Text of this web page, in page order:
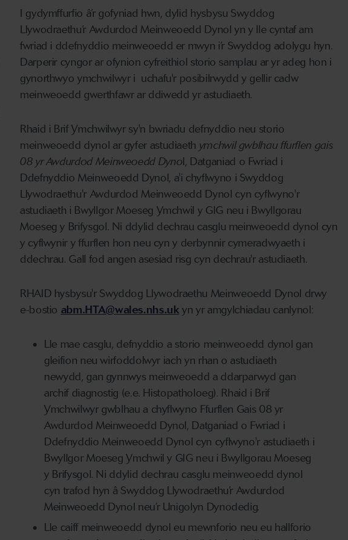
I gydymffurfio â’r gofyniad hwn, dylid hysbysu Swyddog
Llywodraethu’r Awdurdod Meinweoedd Dynol yn y lle cyntaf am
fwriad i ddefnyddio meinweoedd er mwyn i’r Swyddog adolygu hyn.
Darperir cyngor ar ofynion cyfreithiol storio samplau ar yr adeg hon i
gynorthwyo ymchwilwyr i uchafu'r posibilrwydd y gellir cadw
meinweoedd gwerthfawr ar ddiwedd yr astudiaeth.
Rhaid i Brif Ymchwilwyr sy'n bwriadu defnyddio neu storio
meinweoedd dynol ar gyfer astudiaeth ymchwil gwblhau ffurflen gais
08 yr Awdurdod Meinweoedd Dynol, Datganiad o Fwriad i
Ddefnyddio Meinweoedd Dynol, a'i chyflwyno i Swyddog
Llywodraethu'r Awdurdod Meinweoedd Dynol cyn cyflwyno'r
astudiaeth i Bwyllgor Moeseg Ymchwil y GIG neu i Bwyllgorau
Moeseg y Brifysgol. Ni ddylid dechrau casglu meinweoedd dynol cyn
y cyflwynir y ffurflen hon neu cyn y derbynnir cymeradwyaeth i
ddechrau. Gall fod angen asesiad risg cyn dechrau'r astudiaeth.
RHAID hysbysu'r Swyddog Llywodraethu Meinweoedd Dynol drwy
e-bostio abm.HTA@wales.nhs.ukyn yr amgylchiadau canlynol:
Lle mae casglu, defnyddio a storio meinweoedd dynol gan
gleifion neu wirfoddolwyr iach yn rhan o astudiaeth
newydd, gan gynnwys meinweoedd a ddarparwyd gan
archif diagnostig (e.e. Histopatholoeg). Rhaid i Brif
Ymchwilwyr gwblhau a chyflwyno Ffurflen Gais 08 yr
Awdurdod Meinweoedd Dynol, Datganiad o Fwriad i
Ddefnyddio Meinweoedd Dynol cyn cyflwyno'r astudiaeth i
Bwyllgor Moeseg Ymchwil y GIG neu i Bwyllgorau Moeseg
y Brifysgol. Ni ddylid dechrau casglu meinweoedd dynol
cyn trafod hyn â Swyddog Llywodraethu’r Awdurdod
Meinweoedd Dynol neu’r Unigolyn Dynodedig.
Lle caiff meinweoedd dynol eu mewnforio neu eu hallforio